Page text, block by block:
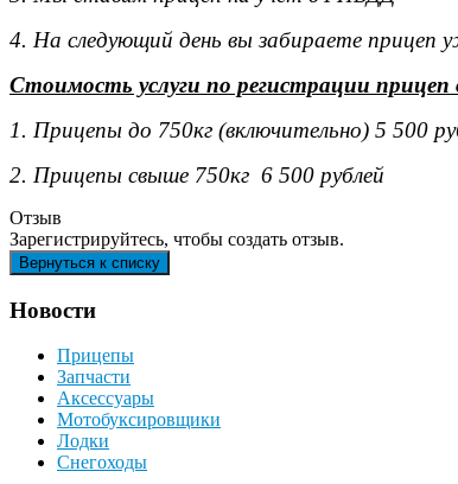
4. На следующий день вы забираете
Стоимость услуги по регистрации
1. Прицепы до 750кг (включительно) 5 500
2. Прицепы свыше 750кг 6 500 рублей
Отзыв
Зарегистрируйтесь, чтобы создать отзыв.
Новости
Прицепы
Запчасти
Аксессуары
Мотобуксировщики
Лодки
Снегоходы